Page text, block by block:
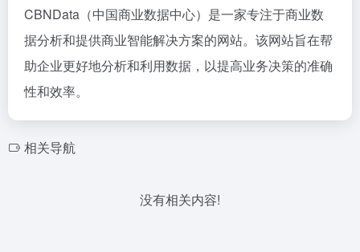
CBNData（中国商业数据中心）是一家专注于商业数
据分析和提供商业智能解决方案的网站。该网站旨在帮
助企业更好地分析和利用数据，以提高业务决策的准确
性和效率。
相关导航
没有相关内容!